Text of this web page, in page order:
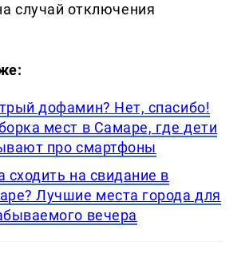
случай отключения
дофамин? Нет, спасибо!
мест в Самаре, где дети
про смартфоны
сходить на свидание в
Лучшие места города для
вечера